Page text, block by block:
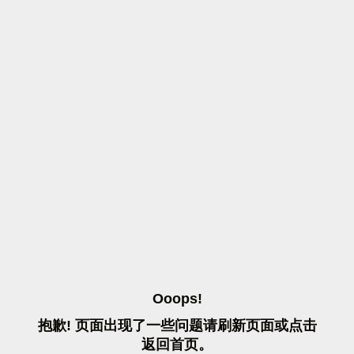
OOOPS!
抱歉! 页面出现了一些问题请刷 新页面或点击
返 回首页。